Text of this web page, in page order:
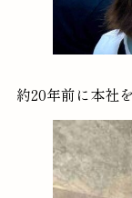
約20年前に本社